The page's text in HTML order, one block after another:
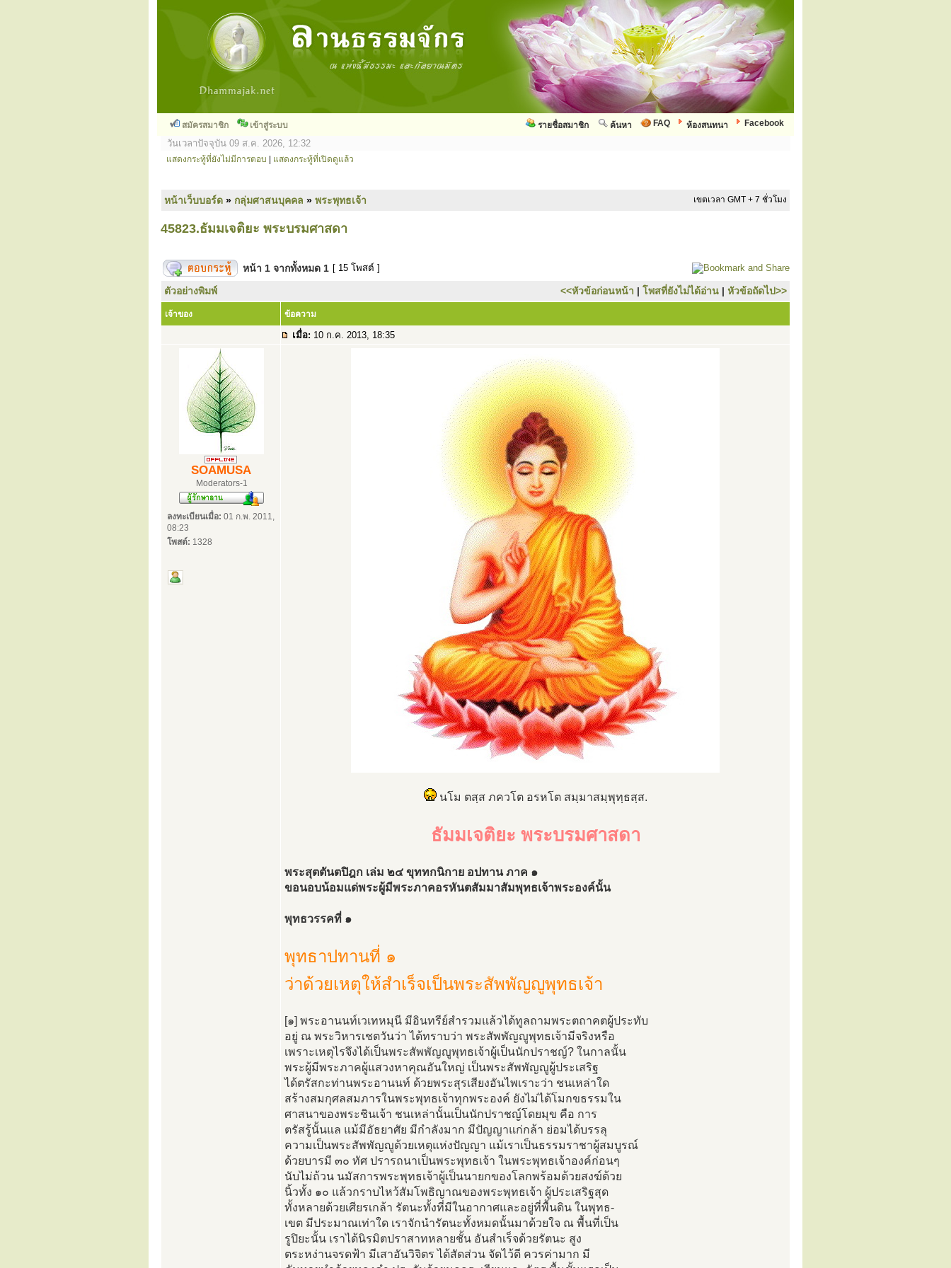
สมัครสมาชิก เข้าสู่ระบบ Facebook
ห้องสนทนา
FAQ
ค้นหา
รายชื่อสมาชิก
วันเวลาปัจจุบัน 09 ส.ค. 2026, 12:32
แสดงกระทู้ที่ยังไม่มีการตอบ แสดงกระทู้ที่เปิดดูแล้ว
หน้าเว็บบอร์ด » กลุ่มศาสนบุคคล » พระพุทธเจ้า เขตเวลา GMT + 7 ชั่วโมง
45823.ธัมมเจติยะ พระบรมศาสดา
หน้า 1 จากทั้งหมด 1 [ 15 โพสต์ ]
ตัวอย่างพิมพ์ <<หัวข้อก่อนหน้า | โพสที่ยังไม่ได้อ่าน | หัวข้อถัดไป>>
เจ้าของ ข้อความ
เมื่อ: 10 ก.ค. 2013, 18:35
SOAMUSA
Moderators-1
ลงทะเบียนเมื่อ: 01 ก.พ. 2011,
08:23
โพสต์: 1328
นโม ตสฺส ภควโต อรหโต สมฺมาสมฺพุทฺธสฺส.
ธัมมเจติยะ พระบรมศาสดา
พระสุตตันตปิฎก เล่ม ๒๔ ขุททกนิกาย อปทาน ภาค ๑
ขอนอบน้อมแด่พระผู้มีพระภาคอรหันตสัมมาสัมพุทธเจ้าพระองค์นั้น
พุทธวรรคที่ ๑
พุทธาปทานที่ ๑
ว่าด้วยเหตุให้สำเร็จเป็นพระสัพพัญญูพุทธเจ้า
[๑] พระอานนท์เวเทหมุนี มีอินทรีย์สำรวมแล้วได้ทูลถามพระตถาคตผู้ประทับ
อยู่ ณ พระวิหารเชตวันว่า ได้ทราบว่า พระสัพพัญญูพุทธเจ้ามีจริงหรือ
เพราะเหตุไรจึงได้เป็นพระสัพพัญญูพุทธเจ้าผู้เป็นนักปราชญ์? ในกาลนั้น
พระผู้มีพระภาคผู้แสวงหาคุณอันใหญ่ เป็นพระสัพพัญญูผู้ประเสริฐ
ได้ตรัสกะท่านพระอานนท์ ด้วยพระสุรเสียงอันไพเราะว่า ชนเหล่าใด
สร้างสมกุศลสมภารในพระพุทธเจ้าทุกพระองค์ ยังไม่ได้โมกขธรรมใน
ศาสนาของพระชินเจ้า ชนเหล่านั้นเป็นนักปราชญ์โดยมุข คือ การ
ตรัสรู้นั้นแล แม้มีอัธยาศัย มีกำลังมาก มีปัญญาแก่กล้า ย่อมได้บรรลุ
ความเป็นพระสัพพัญญูด้วยเหตุแห่งปัญญา แม้เราเป็นธรรมราชาผู้สมบูรณ์
ด้วยบารมี ๓๐ ทัศ ปรารถนาเป็นพระพุทธเจ้า ในพระพุทธเจ้าองค์ก่อนๆ
นับไม่ถ้วน นมัสการพระพุทธเจ้าผู้เป็นนายกของโลกพร้อมด้วยสงฆ์ด้วย
นิ้วทั้ง ๑๐ แล้วกราบไหว้สัมโพธิญาณของพระพุทธเจ้า ผู้ประเสริฐสุด
ทั้งหลายด้วยเศียรเกล้า รัตนะทั้งที่มีในอากาศและอยู่ที่พื้นดิน ในพุทธ-
เขต มีประมาณเท่าใด เราจักนำรัตนะทั้งหมดนั้นมาด้วยใจ ณ พื้นที่เป็น
รูปิยะนั้น เราได้นิรมิตปราสาทหลายชั้น อันสำเร็จด้วยรัตนะ สูง
ตระหง่านจรดฟ้า มีเสาอันวิจิตร ได้สัดส่วน จัดไว้ดี ควรค่ามาก มี